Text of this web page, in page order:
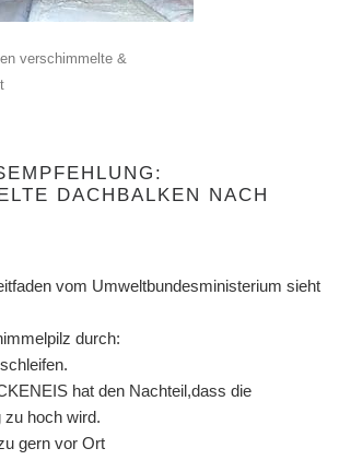
verschimmelte &
DACHBALKEN NACH
vom Umweltbundesministerium sieht
durch:
hat den Nachteil,dass die
zu hoch wird.
gern vor Ort